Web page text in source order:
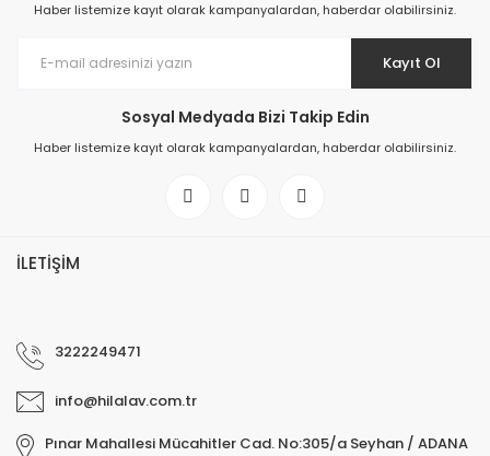
Haber listemize kayıt olarak kampanyalardan, haberdar olabilirsiniz.
Kayıt Ol
Sosyal Medyada Bizi Takip Edin
Haber listemize kayıt olarak kampanyalardan, haberdar olabilirsiniz.
İLETİŞİM
3222249471
info@hilalav.com.tr
Pınar Mahallesi Mücahitler Cad. No:305/a Seyhan / ADANA